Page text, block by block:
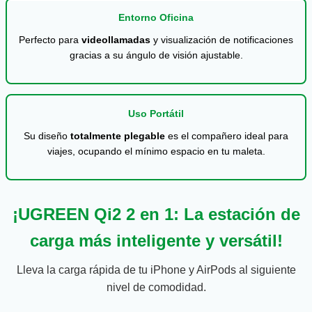
Entorno Oficina
Perfecto para videollamadas y visualización de notificaciones
gracias a su ángulo de visión ajustable.
Uso Portátil
Su diseño totalmente plegable es el compañero ideal para
viajes, ocupando el mínimo espacio en tu maleta.
¡UGREEN Qi2 2 en 1: La estación de
carga más inteligente y versátil!
Lleva la carga rápida de tu iPhone y AirPods al siguiente
nivel de comodidad.